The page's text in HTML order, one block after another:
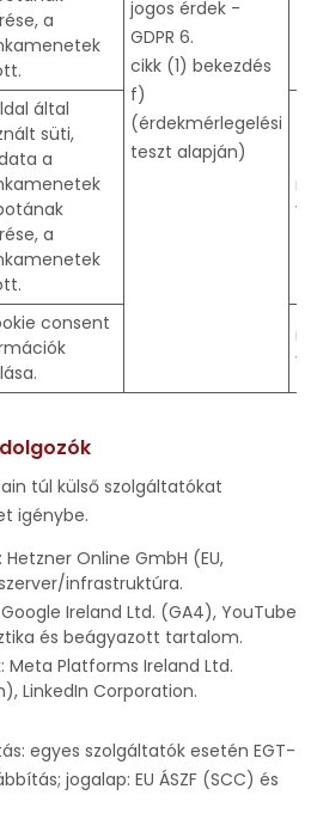
a
jogos érdek -
GDPR 6.
cikk (1) bekezdés
f)
(érdekmérlegelési
teszt alapján)
által
süti,
a
a
consent
túl külső szolgáltatókat
igénybe.
Online GmbH (EU,
infrastruktúra.
Ireland Ltd. (GA4), YouTube
és beágyazott tartalom.
Meta Platforms Ireland Ltd.
LinkedIn Corporation.
egyes szolgáltatók esetén EGT-
jogalap: EU ÁSZF (SCC) és